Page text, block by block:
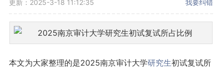
更新：2025-3-18 11:12:35 我要纠错
本文为大家整理的是2025南京审计大学研究生初试复试所